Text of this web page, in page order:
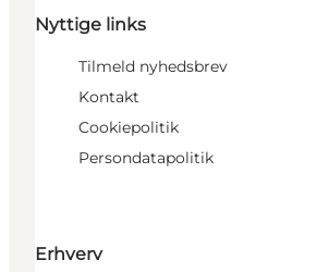
Nyttige links
Tilmeld nyhedsbrev
Kontakt
Cookiepolitik
Persondatapolitik
Erhverv